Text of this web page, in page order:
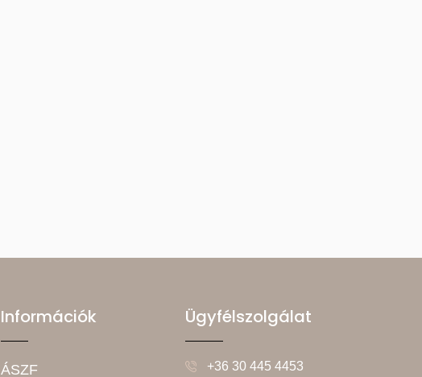
Információk
ÁSZF
Ügyfélszolgálat
+36 30 445 4453